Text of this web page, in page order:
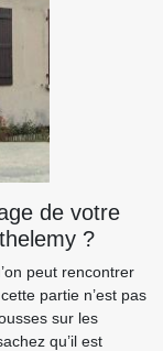
de votre
?
peut rencontrer
partie n’est pas
sur les
qu’il est